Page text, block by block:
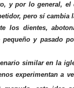
y por lo general, el
pero sí cambia
los dientes,
pequeño y pasado
similar en la
experimentan a